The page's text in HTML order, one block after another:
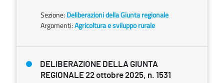
Sezione: Deliberazioni della Giunta regionale
Argomenti:Agricoltura e sviluppo rurale
DELIBERAZIONE DELLA GIUNTA
REGIONALE 22 ottobre 2025, n. 1531